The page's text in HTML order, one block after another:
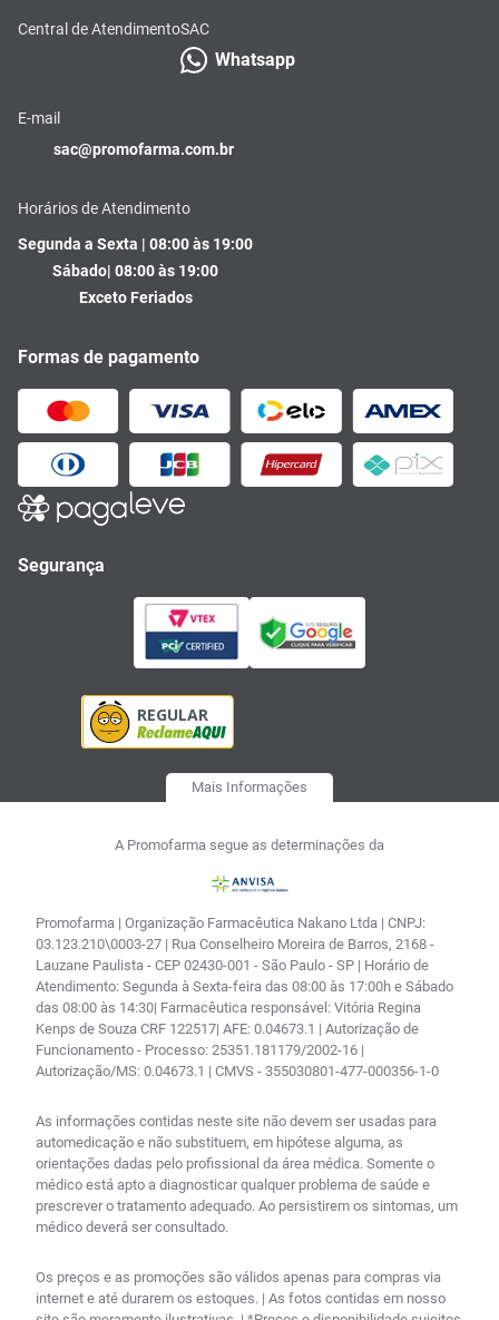
Central de AtendimentoSAC
Whatsapp
E-mail
sac@promofarma.com.br
Horários de Atendimento
Segunda a Sexta | 08:00 às 19:00
Sábado| 08:00 às 19:00
Exceto Feriados
Formas de pagamento
Segurança
Mais Informações
A Promofarma segue as determinações da
Promofarma | Organização Farmacêutica Nakano Ltda | CNPJ:
03.123.210\0003-27 | Rua Conselheiro Moreira de Barros, 2168 -
Lauzane Paulista - CEP 02430-001 - São Paulo - SP | Horário de
Atendimento: Segunda à Sexta-feira das 08:00 às 17:00h e Sábado
das 08:00 às 14:30| Farmacêutica responsável: Vitória Regina
Kenps de Souza CRF 122517| AFE: 0.04673.1 | Autorização de
Funcionamento - Processo: 25351.181179/2002-16 |
Autorização/MS: 0.04673.1 | CMVS - 355030801-477-000356-1-0
As informações contidas neste site não devem ser usadas para
automedicação e não substituem, em hipótese alguma, as
orientações dadas pelo profissional da área médica. Somente o
médico está apto a diagnosticar qualquer problema de saúde e
prescrever o tratamento adequado. Ao persistirem os sintomas, um
médico deverá ser consultado.
Os preços e as promoções são válidos apenas para compras via
internet e até durarem os estoques. | As fotos contidas em nosso